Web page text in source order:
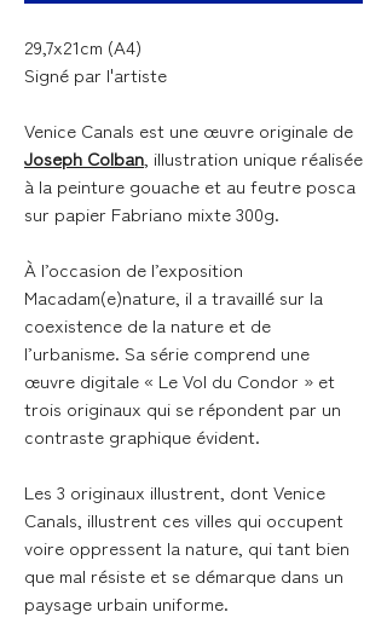
29,7x21cm (A4)
Signé par l'artiste
Venice Canals est une œuvre originale de
Joseph Colban, illustration unique réalisée
à la peinture gouache et au feutre posca
sur papier Fabriano mixte 300g.
À l’occasion de l’exposition
Macadam(e)nature, il a travaillé sur la
coexistence de la nature et de
l’urbanisme. Sa série comprend une
œuvre digitale « Le Vol du Condor » et
trois originaux qui se répondent par un
contraste graphique évident.
Les 3 originaux illustrent, dont Venice
Canals, illustrent ces villes qui occupent
voire oppressent la nature, qui tant bien
que mal résiste et se démarque dans un
paysage urbain uniforme.